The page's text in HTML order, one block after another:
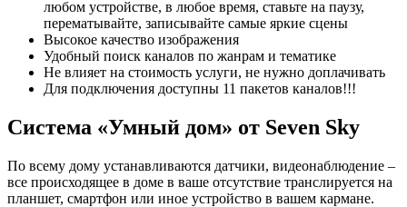
любом устройстве, в любое время, ставьте на паузу,
перематывайте, записывайте самые яркие сцены
Высокое качество изображения
Удобный поиск каналов по жанрам и тематике
Не влияет на стоимость услуги, не нужно доплачивать
Для подключения доступны 11 пакетов каналов!!!
Система «Умный дом» от Seven Sky
По всему дому устанавливаются датчики, видеонаблюдение –
все происходящее в доме в ваше отсутствие транслируется на
планшет, смартфон или иное устройство в вашем кармане.